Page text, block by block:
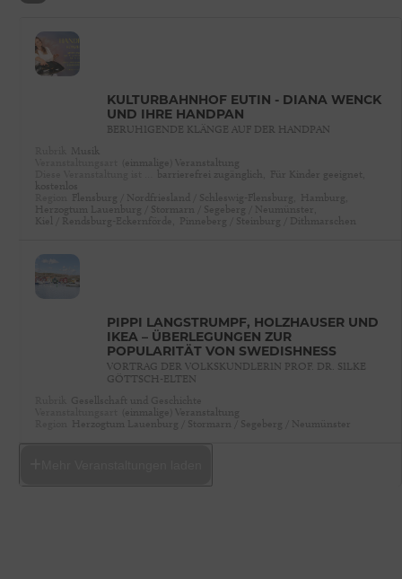
KULTURBAHNHOF EUTIN - DIANA WENCK
UND IHRE HANDPAN
BERUHIGENDE KLÄNGE AUF DER HANDPAN
PIPPI LANGSTRUMPF, HOLZHÄUSER UND
IKEA – ÜBERLEGUNGEN ZUR
POPULARITÄT VON SWEDISHNESS
VORTRAG DER VOLKSKUNDLERIN PROF. DR. SILKE
GÖTTSCH-ELTEN